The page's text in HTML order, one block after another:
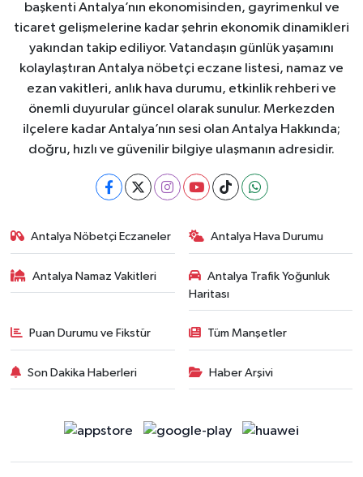
başkenti Antalya’nın ekonomisinden, gayrimenkul ve
ticaret gelişmelerine kadar şehrin ekonomik dinamikleri
yakından takip ediliyor. Vatandaşın günlük yaşamını
kolaylaştıran Antalya nöbetçi eczane listesi, namaz ve
ezan vakitleri, anlık hava durumu, etkinlik rehberi ve
önemli duyurular güncel olarak sunulur. Merkezden
ilçelere kadar Antalya’nın sesi olan Antalya Hakkında;
doğru, hızlı ve güvenilir bilgiye ulaşmanın adresidir.
Antalya Nöbetçi Eczaneler Antalya Hava Durumu
Antalya Namaz Vakitleri
Antalya Trafik Yoğunluk
Haritası
Puan Durumu ve Fikstür Tüm Manşetler
Son Dakika Haberleri Haber Arşivi